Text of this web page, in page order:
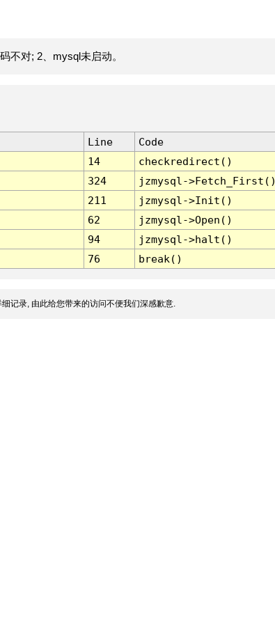
不对; 2、mysql未启动。
Line
Code
14
checkredirect()
324
jzmysql-
211
jzmysql->Init()
62
jzmysql->Open()
94
jzmysql->halt()
76 break()
记录, 由此给您带来的访问不便我们深感歉意.